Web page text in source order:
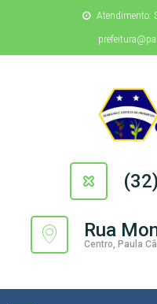
Atendimento:
Rua
Centro, Paula